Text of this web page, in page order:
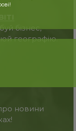
бізнес,
географію.
новини